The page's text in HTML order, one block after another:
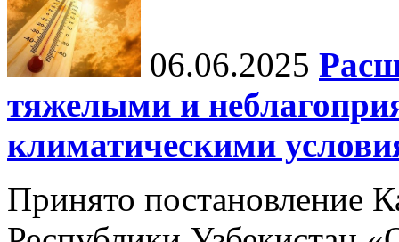
06.06.2025
тяжелыми и
климатическими
Принято постановление